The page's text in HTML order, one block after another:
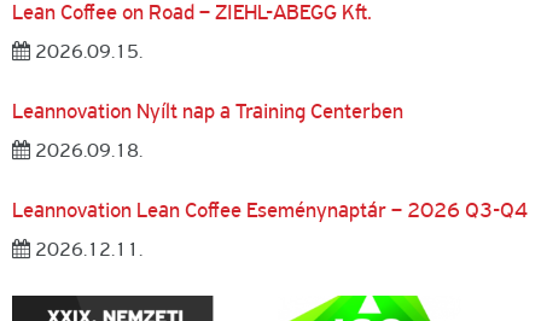
Lean Coffee on Road – ZIEHL-ABEGG Kft.
2026.09.15.
Leannovation Nyílt nap a Training Centerben
2026.09.18.
Leannovation Lean Coffee Eseménynaptár – 2026 Q3-Q4
2026.12.11.